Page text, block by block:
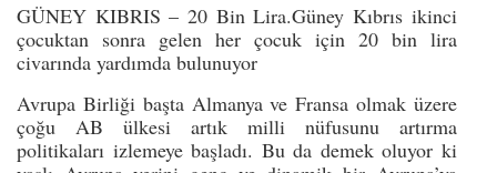
GÜNEY KIBRIS – 20 Bin Lira.Güney Kıbrıs ikinci
çocuktan sonra gelen her çocuk için 20 bin lira
civarında yardımda bulunuyor
Avrupa Birliği başta Almanya ve Fransa olmak üzere
çoğu AB ülkesi artık milli nüfusunu artırma
politikaları izlemeye başladı. Bu da demek oluyor ki